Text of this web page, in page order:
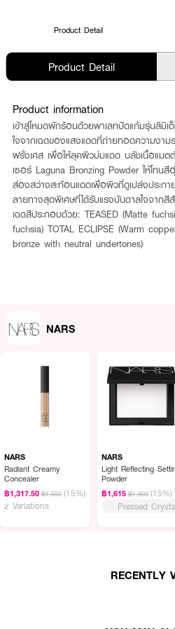
Product Detail
Product Detail
Product information
เข้าสู่โหมดพักร้อนด้วยพาเลทปัดแก้มรุ่นลิมิเ
ใจจากเฉดของแสงแดดที่ถ่ายทอดความงาม
ฝรั่งเศส เพื่อให้ลุคผิวบ่มแดด บลัชเนื้อแมต
เซอร์ Laguna Bronzing Powder ให้โทนสี
ส่องสว่างสะท้อนแดดเพื่อผิวที่ดูเปล่งประก
ลายทางสุดพิเศษที่ได้รับแรงบันดาลใจจากสี
เฉดสีประกอบด้วย: TEASED (Matte
fuchsia) TOTAL ECLIPSE (Warm
bronze with neutral undertones)
NARS
NARS
Radiant Creamy
Concealer
฿1,317.50 ฿1,550 (15%)
2 Variations
NARS
Light Reflecting
Powder
฿1,615 ฿1,900 (15%)
Pressed
RECENTLY